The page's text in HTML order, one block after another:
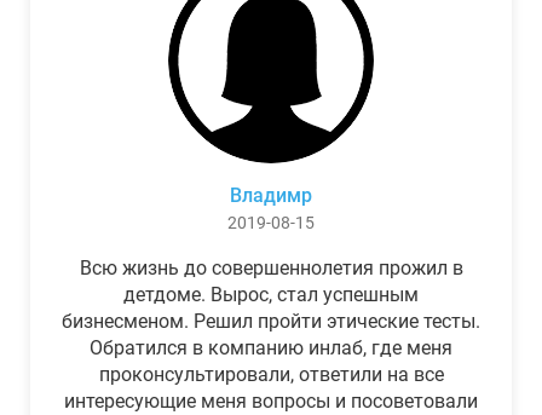
Владимр
2019-08-15
Всю жизнь до совершеннолетия прожил в
детдоме. Вырос, стал успешным
бизнесменом. Решил пройти этические тесты.
Обратился в компанию инлаб, где меня
проконсультировали, ответили на все
интересующие меня вопросы и посоветовали